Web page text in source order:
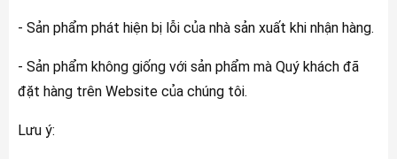
- Sản phẩm phát hiện bị lỗi của nhà sản xuất khi nhận hàng.
- Sản phẩm không giống với sản phẩm mà Quý khách đã
đặt hàng trên Website của chúng tôi.
Lưu ý: